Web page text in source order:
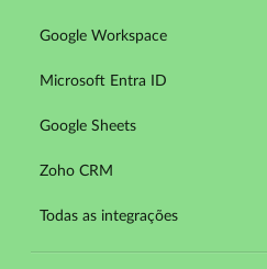
Google Workspace
Microsoft Entra ID
Google Sheets
Zoho CRM
Todas as integrações